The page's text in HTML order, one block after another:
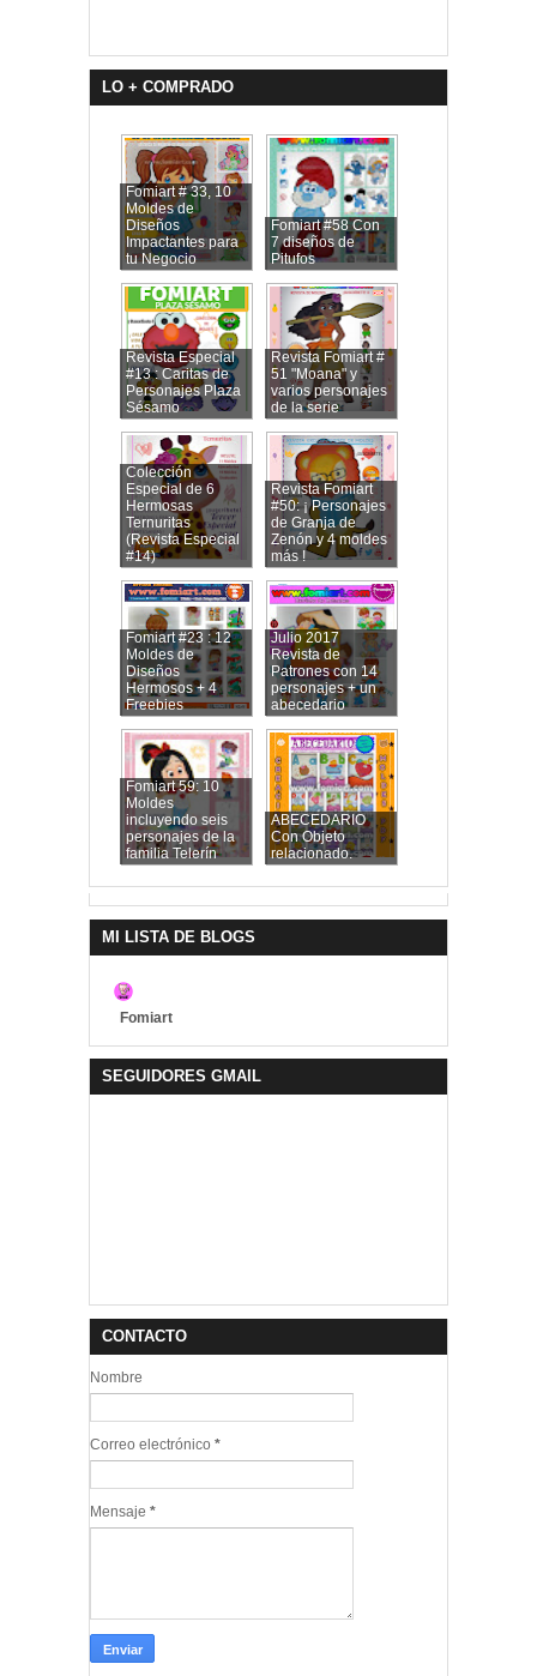
LO + COMPRADO
Fomiart # 33, 10
Moldes de
Diseños
Impactantes para
tu Negocio
Fomiart #58 Con
7 diseños de
Pitufos
Revista Especial
#13 : Caritas de
Personajes Plaza
Sésamo
Revista Fomiart #
51 "Moana" y
varios personajes
de la serie
Colección
Especial de 6
Hermosas
Ternuritas
(Revista Especial
#14)
Revista Fomiart
#50: ¡ Personajes
de Granja de
Zenón y 4 moldes
más !
Fomiart #23 : 12
Moldes de
Diseños
Hermosos + 4
Freebies
Julio 2017
Revista de
Patrones con 14
personajes + un
abecedario
Fomiart 59: 10
Moldes
incluyendo seis
personajes de la
familia Telerín
ABECEDARIO
Con Objeto
relacionado.
MI LISTA DE BLOGS
Fomiart
SEGUIDORES GMAIL
CONTACTO
Nombre
Correo electrónico *
Mensaje *